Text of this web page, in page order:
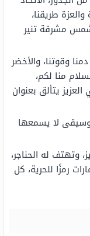
طريقنا،
شمس مشرقة تنير
وقوتنا، والأخضر
منا لكم،
العزيز يتألق بعنوان
لا يسمعها
وتهتف له الحناجر،
رمزًا للحرية، كل